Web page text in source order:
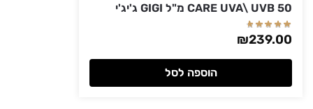
CARE UVA\ UVB 50 מ"ל GIGI ג'יג'י
₪239.00
הוספה לסל